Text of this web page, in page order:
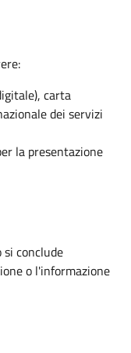
carta
dei servizi
la presentazione
conclude
o l'informazione